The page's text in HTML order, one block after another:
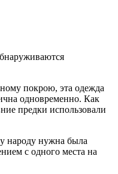
покрою, эта одежда
одновременно. Как
предки использовали
народу нужна была
с одного места на